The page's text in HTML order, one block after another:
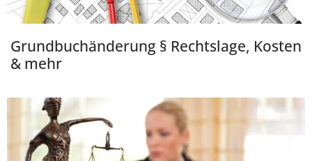
Grundbuchänderung § Rechtslage, Kosten
& mehr